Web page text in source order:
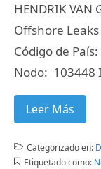
HENDRIK VAN
Offshore
Código de
Nodo: 103448
Leer Más
Categorizado en:
Etiquetado como: